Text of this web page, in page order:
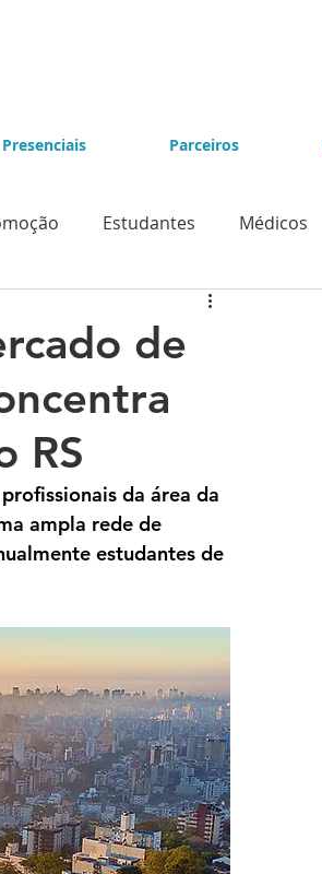
Parceiros
Estudantes Médicos
de
RS
da área da
ampla rede de
estudantes de